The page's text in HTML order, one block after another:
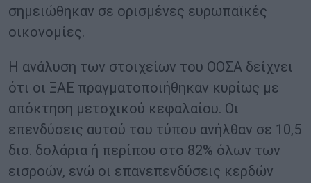
σημειώθηκαν σε ορισμένες ευρωπαϊκές
οικονομίες.
Η ανάλυση των στοιχείων του ΟΟΣΑ δείχνει
ότι οι ΞΑΕ πραγματοποιήθηκαν κυρίως με
απόκτηση μετοχικού κεφαλαίου. Οι
επενδύσεις αυτού του τύπου ανήλθαν σε 10,5
δισ. δολάρια ή περίπου στο 82% όλων των
εισροών, ενώ οι επανεπενδύσεις κερδών